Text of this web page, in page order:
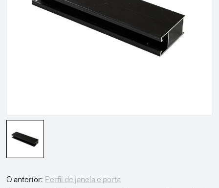
O anterior: Perfil de janela e porta